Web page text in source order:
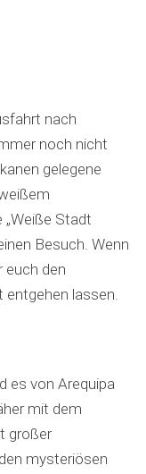
nach
noch nicht
gelegene
„Weiße Stadt
Besuch. Wenn
euch den
entgehen lassen.
es von Arequipa
mit dem
großer
mysteriösen